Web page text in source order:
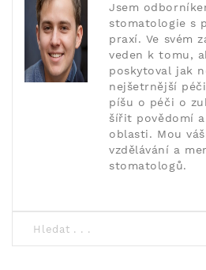
Jsem
stomatologie s
praxí. Ve svém
veden k tomu,
poskytoval jak
nejšetrnější
píšu o péči o
šířit povědomí
oblasti. Mou
vzdělávání a
stomatologů.